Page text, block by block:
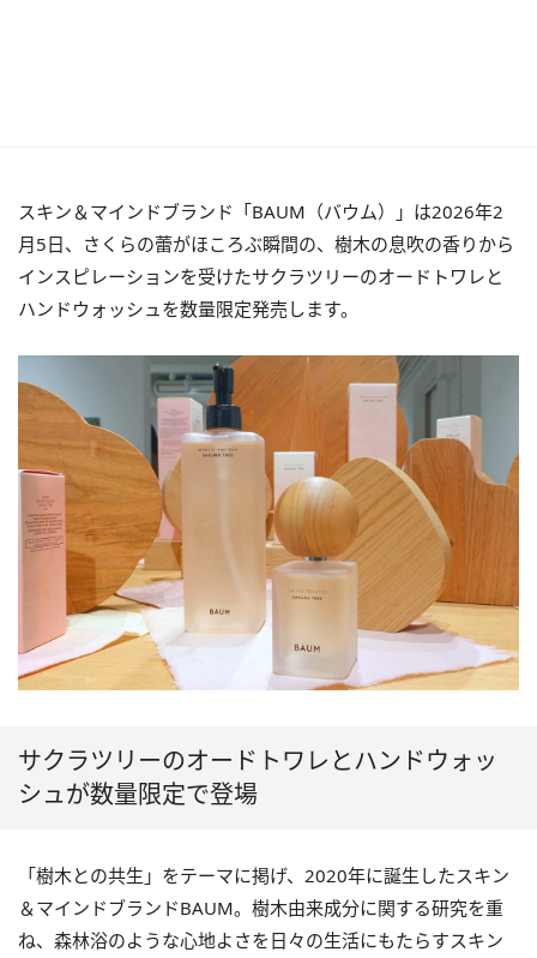
スキン＆マインドブランド「BAUM（バウム）」は2026年2
月5日、さくらの蕾がほころぶ瞬間の、樹木の息吹の香りから
インスピレーションを受けたサクラツリーのオードトワレと
ハンドウォッシュを数量限定発売します。
サクラツリーのオードトワレとハンドウォッ
シュが数量限定で登場
「樹木との共生」をテーマに掲げ、2020年に誕生したスキン
＆マインドブランドBAUM。樹木由来成分に関する研究を重
ね、森林浴のような心地よさを日々の生活にもたらすスキン